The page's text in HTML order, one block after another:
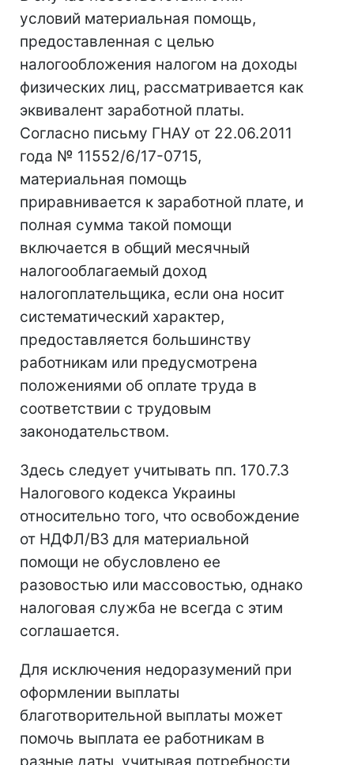
условий материальная помощь,
предоставленная с целью
налогообложения налогом на доходы
физических лиц, рассматривается как
эквивалент заработной платы.
Согласно письму ГНАУ от 22.06.2011
года № 11552/6/17-0715,
материальная помощь
приравнивается к заработной плате, и
полная сумма такой помощи
включается в общий месячный
налогооблагаемый доход
налогоплательщика, если она носит
систематический характер,
предоставляется большинству
работникам или предусмотрена
положениями об оплате труда в
соответствии с трудовым
законодательством.
Здесь следует учитывать пп. 170.7.3
Налогового кодекса Украины
относительно того, что освобождение
от НДФЛ/ВЗ для материальной
помощи не обусловлено ее
разовостью или массовостью, однако
налоговая служба не всегда с этим
соглашается.
Для исключения недоразумений при
оформлении выплаты
благотворительной выплаты может
помочь выплата ее работникам в